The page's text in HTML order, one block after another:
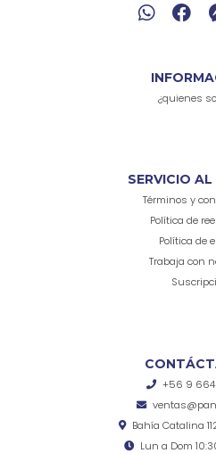
¿quienes
SERVICIO
Términos y
Política de
Política de
Trabaja con
+56 9
Bahía Catalina
Lun a Dom